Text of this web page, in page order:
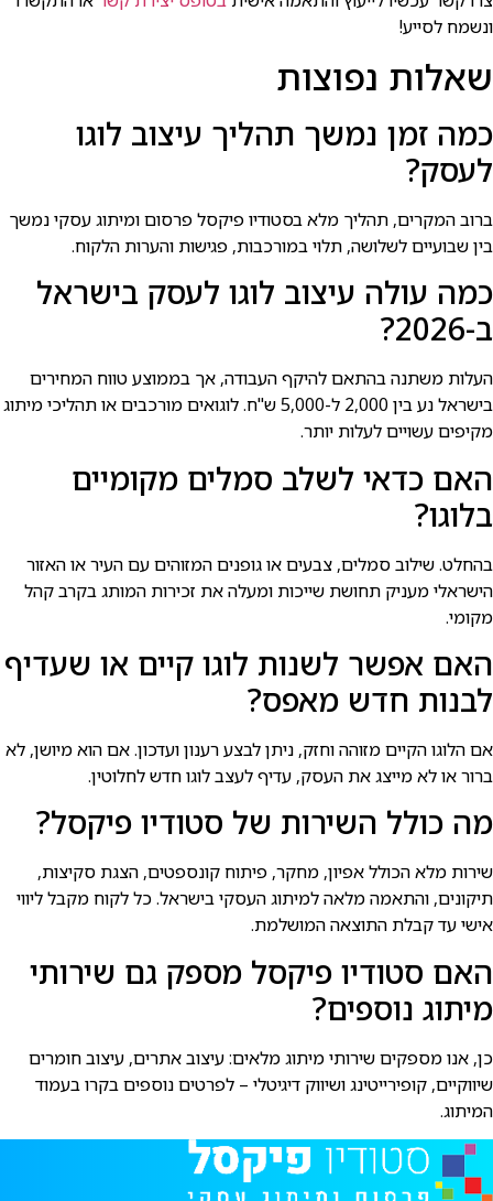
ונשמח לסייע!
שאלות נפוצות
כמה זמן נמשך תהליך עיצוב לוגו
לעסק?
ברוב המקרים, תהליך מלא בסטודיו פיקסל פרסום ומיתוג עסקי נמשך
בין שבועיים לשלושה, תלוי במורכבות, פגישות והערות הלקוח.
כמה עולה עיצוב לוגו לעסק בישראל
ב-2026?
העלות משתנה בהתאם להיקף העבודה, אך בממוצע טווח המחירים
בישראל נע בין 2,000 ל-5,000 ש"ח. לוגואים מורכבים או תהליכי מיתוג
מקיפים עשויים לעלות יותר.
האם כדאי לשלב סמלים מקומיים
בלוגו?
בהחלט. שילוב סמלים, צבעים או גופנים המזוהים עם העיר או האזור
הישראלי מעניק תחושת שייכות ומעלה את זכירות המותג בקרב קהל
מקומי.
האם אפשר לשנות לוגו קיים או שעדיף
לבנות חדש מאפס?
אם הלוגו הקיים מזוהה וחזק, ניתן לבצע רענון ועדכון. אם הוא מיושן, לא
ברור או לא מייצג את העסק, עדיף לעצב לוגו חדש לחלוטין.
מה כולל השירות של סטודיו פיקסל?
שירות מלא הכולל אפיון, מחקר, פיתוח קונספטים, הצגת סקיצות,
תיקונים, והתאמה מלאה למיתוג העסקי בישראל. כל לקוח מקבל ליווי
אישי עד קבלת התוצאה המושלמת.
האם סטודיו פיקסל מספק גם שירותי
מיתוג נוספים?
כן, אנו מספקים שירותי מיתוג מלאים: עיצוב אתרים, עיצוב חומרים
שיווקיים, קופירייטינג ושיווק דיגיטלי – לפרטים נוספים בקרו בעמוד
המיתוג.